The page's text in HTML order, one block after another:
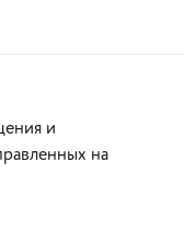
и
на